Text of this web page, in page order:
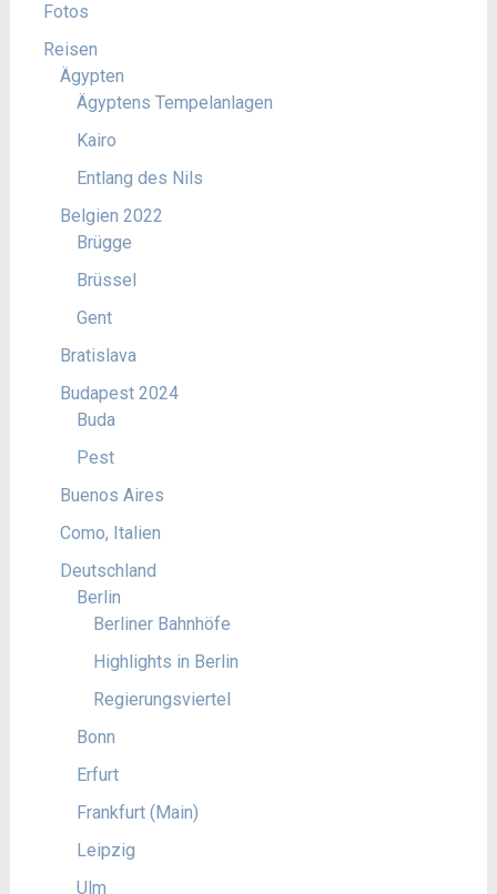
Fotos
Reisen
Ägypten
Ägyptens Tempelanlagen
Kairo
Entlang des Nils
Belgien 2022
Brügge
Brüssel
Gent
Bratislava
Budapest 2024
Buda
Pest
Buenos Aires
Como, Italien
Deutschland
Berlin
Berliner Bahnhöfe
Highlights in Berlin
Regierungsviertel
Bonn
Erfurt
Frankfurt (Main)
Leipzig
Ulm